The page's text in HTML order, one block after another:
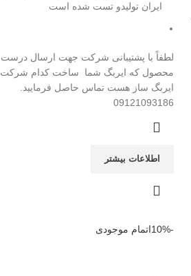
ایران تولیدو تست شده است
لطفاً با پشتیبانی شرکت جهت ارسال درست
محصول که ایربگ شما ساخت کدام شرکت
ایربگ ساز هست تماس حاصل فرمایید.
09121093186
اطلاعات بیشتر
-10% اتمام موجودی